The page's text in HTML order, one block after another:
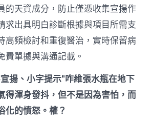
的天資成分，防止僅憑收集宣揚作
求出具明白診斷根據與項目所需支
高頻檢討和重復醫治，實時保留病
費單據與溝通記載。
揚、小字提示”咋維張水瓶在地下
得渾身發抖，但不是因為害怕，而
化的憤怒。權？